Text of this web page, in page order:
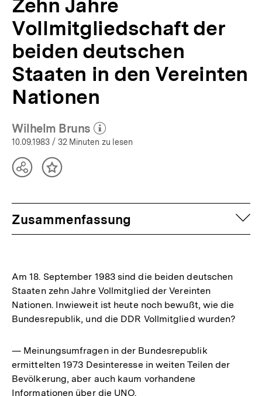
Zehn Jahre
Vollmitgliedschaft der
beiden deutschen
Staaten in den Vereinten
Nationen
Wilhelm Bruns
(Mehr zum Autor)
öffnen
10.09.1983 / 32 Minuten zu lesen
TeilenInhalt
Zusammenfassung
Am 18. September 1983 sind die beiden deutschen
Staaten zehn Jahre Vollmitglied der Vereinten
Nationen. Inwieweit ist heute noch bewußt, wie die
Bundesrepublik, und die DDR Vollmitglied wurden?
— Meinungsumfragen in der Bundesrepublik
ermittelten 1973 Desinteresse in weiten Teilen der
Bevölkerung, aber auch kaum vorhandene
Informationen über die UNO.